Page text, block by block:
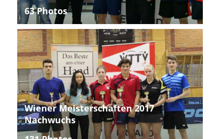
63 Photos
Wiener Meisterschaften 2017
Nachwuchs